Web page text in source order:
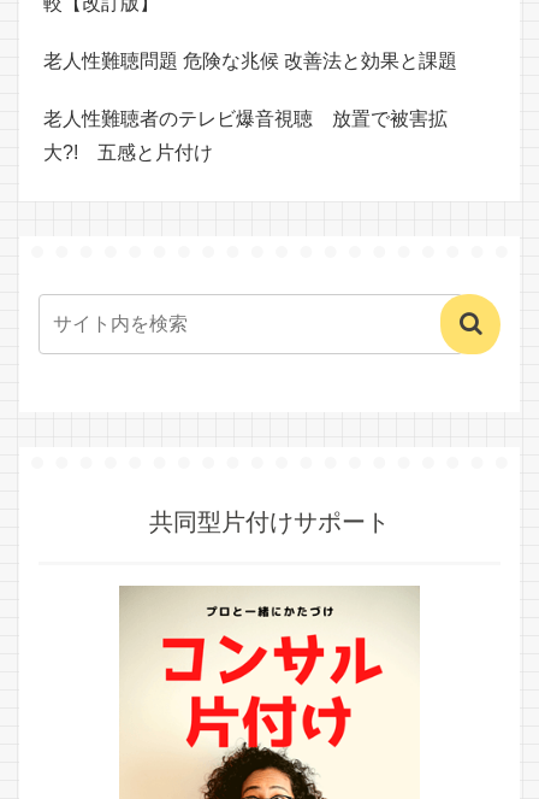
老人性難聴問題 危険な兆候 改善法と効果と課題
老人性難聴者のテレビ爆音視聴 放置で被害拡
大?! 五感と片付け
共同型片付けサポート